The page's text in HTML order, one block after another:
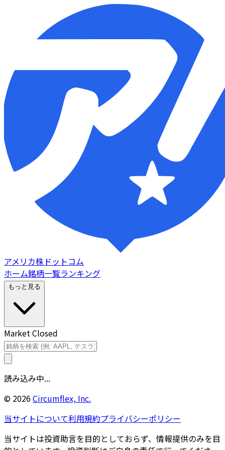
アメリカ株ドットコム
ホーム銘柄一覧ランキング
もっと見る
Market Closed
読み込み中...
© 2026Circumflex, Inc.
当サイトについて利用規約プライバシーポリシー
当サイトは投資助言を目的としておらず、情報提供のみを目